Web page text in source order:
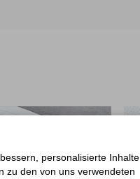
personalisierte Inhalte
zu den von uns verwendeten